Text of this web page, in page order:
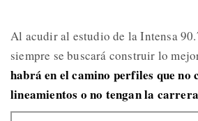
Al acudir al estudio de la Intensa
siempre se buscará construir lo
habrá en el camino perfiles que no
lineamientos o no tengan la